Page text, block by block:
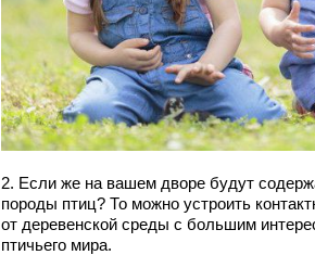
2. Если же на вашем дворе будут
породы птиц? То можно устроить
от деревенской среды с большим
птичьего мира.